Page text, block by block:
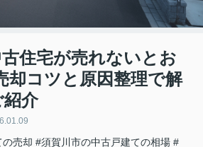
住宅が売れないとお
却コツと原因整理で解
介
の売却 #須賀川市の中古戸建ての相場 #